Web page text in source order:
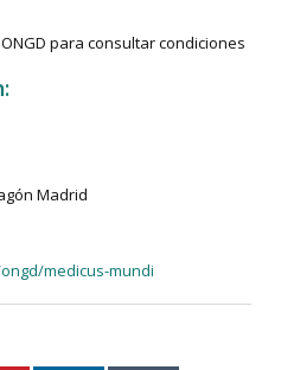
para consultar condiciones
Madrid
medicus-mundi